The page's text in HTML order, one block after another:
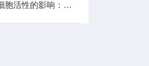
转染试剂对细胞活性的影响：如何平衡效率与毒性？